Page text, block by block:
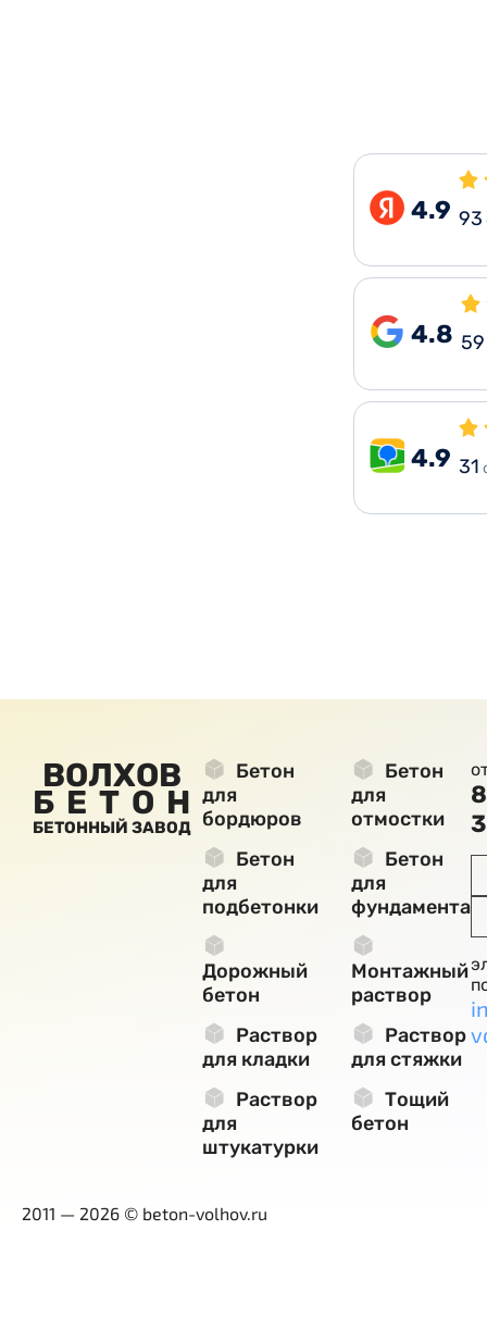
4.9 93
4.8 59
4.9 31
ВОЛХОВ
БЕТОН
БЕТОННЫЙ ЗАВОД
Бетон
для
бордюров
Бетон
для
отмостки
Бетон
для
подбетонки
Бетон
для
фундамента
Дорожный
бетон
Монтажный
раствор
Раствор
для кладки
Раствор
для стяжки
Раствор
для
штукатурки
Тощий
бетон
2011 — 2026 © beton-volhov.ru